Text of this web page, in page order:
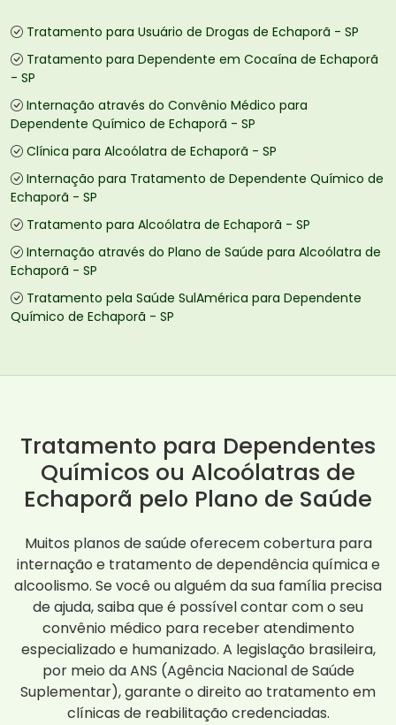
Tratamento para Usuário de Drogas de Echaporã - SP
Tratamento para Dependente em Cocaína de Echaporã
- SP
Internação através do Convênio Médico para
Dependente Químico de Echaporã - SP
Clínica para Alcoólatra de Echaporã - SP
Internação para Tratamento de Dependente Químico de
Echaporã - SP
Tratamento para Alcoólatra de Echaporã - SP
Internação através do Plano de Saúde para Alcoólatra de
Echaporã - SP
Tratamento pela Saúde SulAmérica para Dependente
Químico de Echaporã - SP
Tratamento para Dependentes
Químicos ou Alcoólatras de
Echaporã pelo Plano de Saúde
Muitos planos de saúde oferecem cobertura para
internação e tratamento de dependência química e
alcoolismo. Se você ou alguém da sua família precisa
de ajuda, saiba que é possível contar com o seu
convênio médico para receber atendimento
especializado e humanizado. A legislação brasileira,
por meio da ANS (Agência Nacional de Saúde
Suplementar), garante o direito ao tratamento em
clínicas de reabilitação credenciadas.